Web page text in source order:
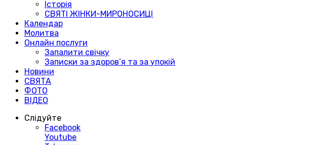
Історія
СВЯТІ ЖІНКИ-МИРОНОСИЦІ
Календар
Молитва
Онлайн послуги
Запалити свічку
Записки за здоров’я та за упокій
Новини
СВЯТА
ФОТО
ВІДЕО
Слідуйте
Facebook
Youtube